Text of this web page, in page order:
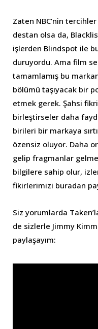
Zaten NBC’nin
destan olsa da,
işlerden Blindspot ile
duruyordu. Ama film
tamamlamış bu
bölümü taşıyacak bir
etmek gerek. Şahsi
birleştirseler daha
birileri bir markaya
özensiz oluyor. Daha
gelip fragmanlar
bilgilere sahip olur,
fikirlerimizi buradan
Siz yorumlarda
de sizlerle Jimmy
paylaşayım: